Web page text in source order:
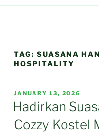
TAG: SUASANA
HOSPITALITY
POSTED
ON
JANUARY 13, 2026
Hadirkan
Cozzy Kostel